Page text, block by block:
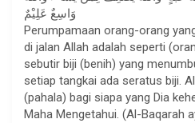
وَاسِعٌ عَلِيْمٌ
Perumpamaan orang-orang
di jalan Allah adalah seperti
sebutir biji (benih) yang
setiap tangkai ada seratus biji.
(pahala) bagi siapa yang Dia
Maha Mengetahui. (Al-Baqarah